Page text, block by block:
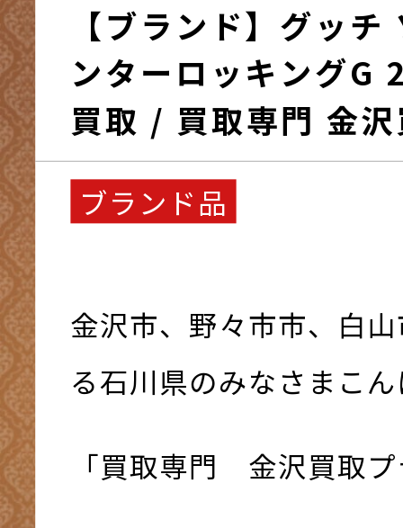
【ブランド】グッ
ンターロッキングG
買取 / 買取専門 金
ブランド品
金沢市、野々市市、白
る石川県のみなさまこ
「買取専門 金沢買取